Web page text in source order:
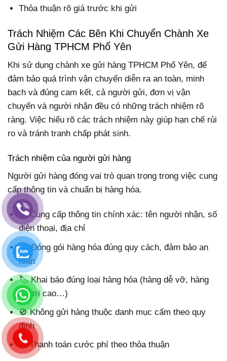
Thỏa thuận rõ giá trước khi gửi
Trách Nhiệm Các Bên Khi Chuyển Chành Xe
Gửi Hàng TPHCM Phổ Yên
Khi sử dụng chành xe gửi hàng TPHCM Phổ Yên, để
đảm bảo quá trình vận chuyển diễn ra an toàn, minh
bạch và đúng cam kết, cả người gửi, đơn vị vận
chuyển và người nhận đều có những trách nhiệm rõ
ràng. Việc hiểu rõ các trách nhiệm này giúp hạn chế rủi
ro và tránh tranh chấp phát sinh.
Trách nhiệm của người gửi hàng
Người gửi hàng đóng vai trò quan trọng trong việc cung
cấp thông tin và chuẩn bị hàng hóa.
📌 Cung cấp thông tin chính xác: tên người nhận, số
điện thoại, địa chỉ
📦 Đóng gói hàng hóa đúng quy cách, đảm bảo an
toàn
🏷️ Khai báo đúng loại hàng hóa (hàng dễ vỡ, hàng
giá trị cao…)
🚫 Không gửi hàng thuộc danh mục cấm theo quy
định
💰 Thanh toán cước phí theo thỏa thuận